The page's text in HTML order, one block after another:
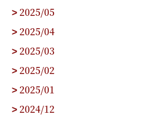
> 2025/05
> 2025/04
> 2025/03
> 2025/02
> 2025/01
> 2024/12